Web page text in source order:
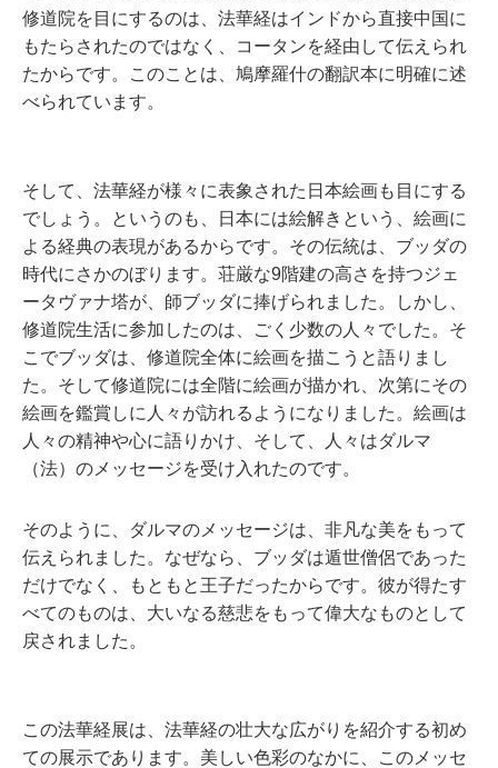
修道院を目にするのは、法華経はインドから直接中国に
もたらされたのではなく、コータンを経由して伝えられ
たからです。このことは、鳩摩羅什の翻訳本に明確に述
べられています。
そして、法華経が様々に表象された日本絵画も目にする
でしょう。というのも、日本には絵解きという、絵画に
よる経典の表現があるからです。その伝統は、ブッダの
時代にさかのぼります。荘厳な9階建の高さを持つジェ
ータヴァナ塔が、師ブッダに捧げられました。しかし、
修道院生活に参加したのは、ごく少数の人々でした。そ
こでブッダは、修道院全体に絵画を描こうと語りまし
た。そして修道院には全階に絵画が描かれ、次第にその
絵画を鑑賞しに人々が訪れるようになりました。絵画は
人々の精神や心に語りかけ、そして、人々はダルマ
（法）のメッセージを受け入れたのです。
そのように、ダルマのメッセージは、非凡な美をもって
伝えられました。なぜなら、ブッダは遁世僧侶であった
だけでなく、もともと王子だったからです。彼が得たす
べてのものは、大いなる慈悲をもって偉大なものとして
戻されました。
この法華経展は、法華経の壮大な広がりを紹介する初め
ての展示であります。美しい色彩のなかに、このメッセ